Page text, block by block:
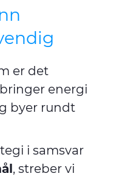
er det
energi
byer rundt
i samsvar
, streber vi